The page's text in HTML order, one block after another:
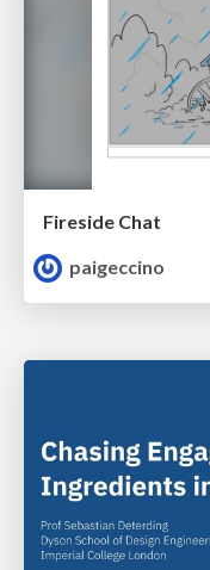
Fireside Chat
paigeccino